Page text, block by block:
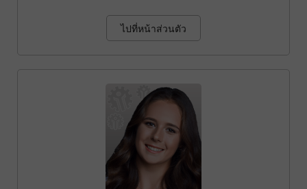
ไปที่หน้าส่วนตัว